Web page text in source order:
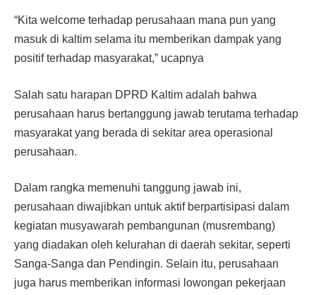
“Kita welcome terhadap perusahaan mana pun yang
masuk di kaltim selama itu memberikan dampak yang
positif terhadap masyarakat,” ucapnya
Salah satu harapan DPRD Kaltim adalah bahwa
perusahaan harus bertanggung jawab terutama terhadap
masyarakat yang berada di sekitar area operasional
perusahaan.
Dalam rangka memenuhi tanggung jawab ini,
perusahaan diwajibkan untuk aktif berpartisipasi dalam
kegiatan musyawarah pembangunan (musrembang)
yang diadakan oleh kelurahan di daerah sekitar, seperti
Sanga-Sanga dan Pendingin. Selain itu, perusahaan
juga harus memberikan informasi lowongan pekerjaan